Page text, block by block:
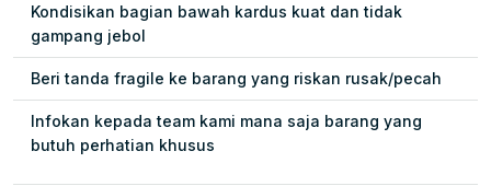
Kondisikan bagian bawah kardus kuat dan tidak
gampang jebol
Beri tanda fragile ke barang yang riskan rusak/pecah
Infokan kepada team kami mana saja barang yang
butuh perhatian khusus